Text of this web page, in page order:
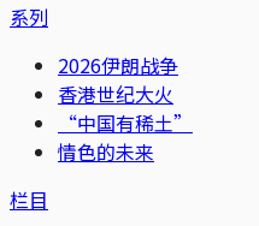
系列
2026伊朗战争
香港世纪大火
“中国有稀土”
情色的未来
栏目